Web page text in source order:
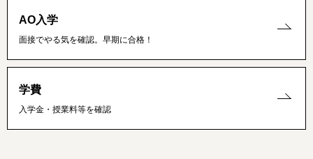
AO入学
面接でやる気を確認。早期に合格！
学費
入学金・授業料等を確認